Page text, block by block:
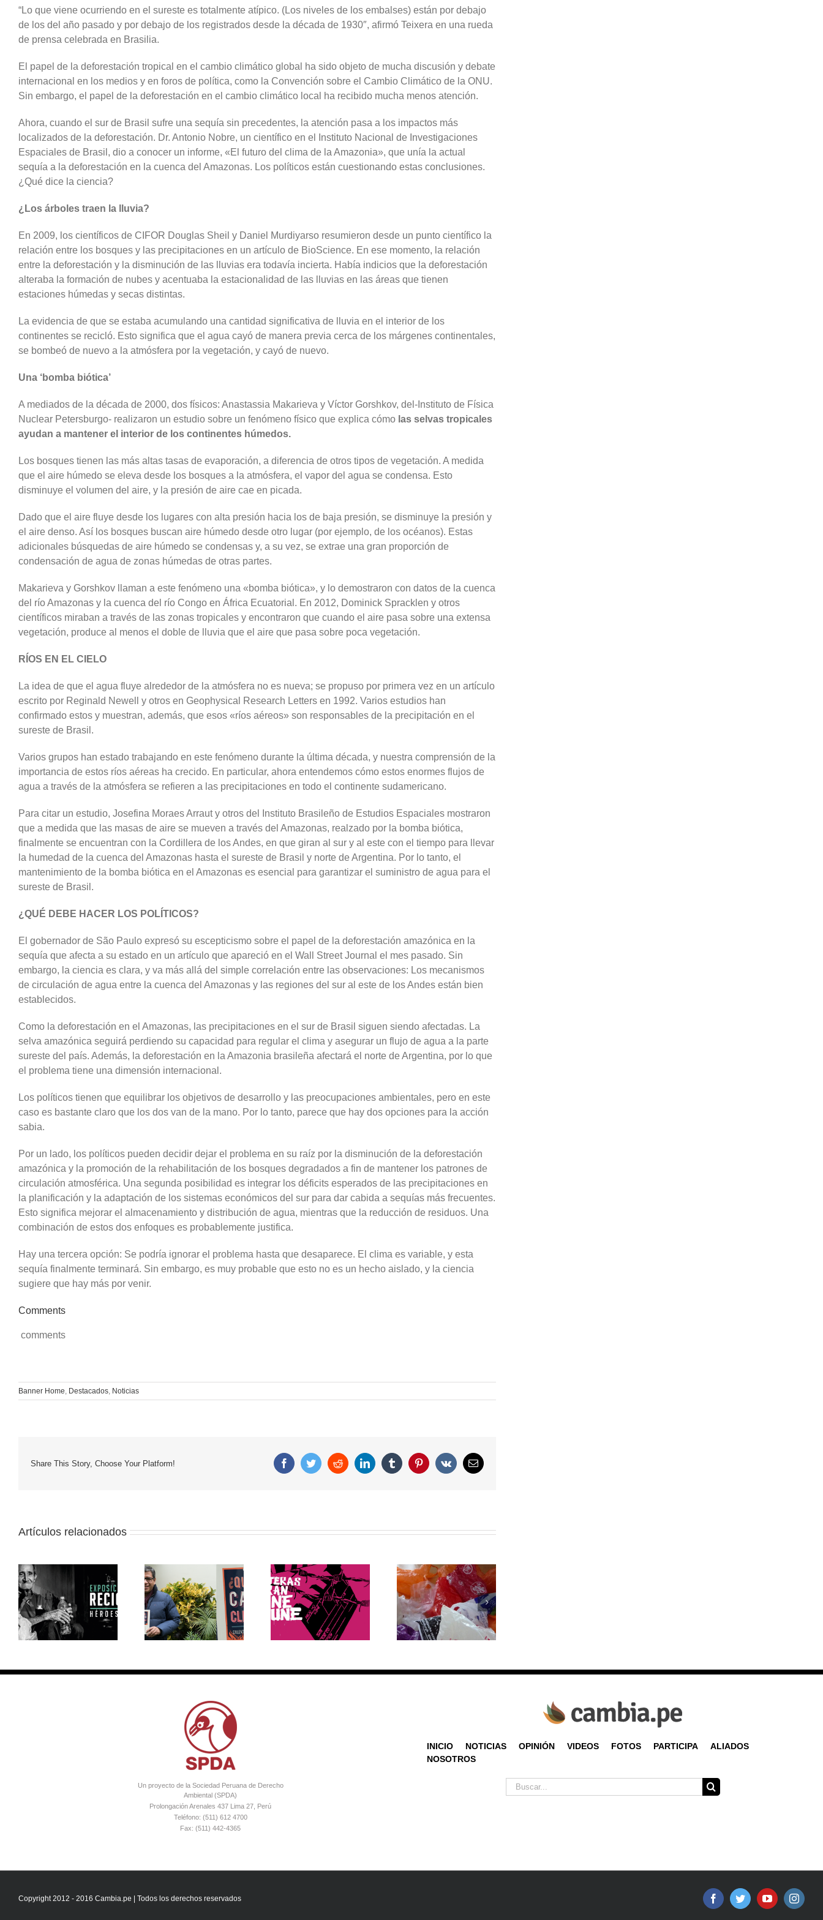
“Lo que viene ocurriendo en el sureste es totalmente atípico. (Los niveles de los embalses) están por debajo
de los del año pasado y por debajo de los registrados desde la década de 1930″, afirmó Teixera en una rueda
de prensa celebrada en Brasilia.
El papel de la deforestación tropical en el cambio climático global ha sido objeto de mucha discusión y debate
internacional en los medios y en foros de política, como la Convención sobre el Cambio Climático de la ONU.
Sin embargo, el papel de la deforestación en el cambio climático local ha recibido mucha menos atención.
Ahora, cuando el sur de Brasil sufre una sequía sin precedentes, la atención pasa a los impactos más
localizados de la deforestación. Dr. Antonio Nobre, un científico en el Instituto Nacional de Investigaciones
Espaciales de Brasil, dio a conocer un informe, «El futuro del clima de la Amazonia», que unía la actual
sequía a la deforestación en la cuenca del Amazonas. Los políticos están cuestionando estas conclusiones.
¿Qué dice la ciencia?
¿Los árboles traen la lluvia?
En 2009, los científicos de CIFOR Douglas Sheil y Daniel Murdiyarso resumieron desde un punto científico la
relación entre los bosques y las precipitaciones en un artículo de BioScience. En ese momento, la relación
entre la deforestación y la disminución de las lluvias era todavía incierta. Había indicios que la deforestación
alteraba la formación de nubes y acentuaba la estacionalidad de las lluvias en las áreas que tienen
estaciones húmedas y secas distintas.
La evidencia de que se estaba acumulando una cantidad significativa de lluvia en el interior de los
continentes se recicló. Esto significa que el agua cayó de manera previa cerca de los márgenes continentales,
se bombeó de nuevo a la atmósfera por la vegetación, y cayó de nuevo.
Una ‘bomba biótica’
A mediados de la década de 2000, dos físicos: Anastassia Makarieva y Víctor Gorshkov, del-Instituto de Física
Nuclear Petersburgo- realizaron un estudio sobre un fenómeno físico que explica cómo las selvas tropicales
ayudan a mantener el interior de los continentes húmedos.
Los bosques tienen las más altas tasas de evaporación, a diferencia de otros tipos de vegetación. A medida
que el aire húmedo se eleva desde los bosques a la atmósfera, el vapor del agua se condensa. Esto
disminuye el volumen del aire, y la presión de aire cae en picada.
Dado que el aire fluye desde los lugares con alta presión hacia los de baja presión, se disminuye la presión y
el aire denso. Así los bosques buscan aire húmedo desde otro lugar (por ejemplo, de los océanos). Estas
adicionales búsquedas de aire húmedo se condensas y, a su vez, se extrae una gran proporción de
condensación de agua de zonas húmedas de otras partes.
Makarieva y Gorshkov llaman a este fenómeno una «bomba biótica», y lo demostraron con datos de la cuenca
del río Amazonas y la cuenca del río Congo en África Ecuatorial. En 2012, Dominick Spracklen y otros
científicos miraban a través de las zonas tropicales y encontraron que cuando el aire pasa sobre una extensa
vegetación, produce al menos el doble de lluvia que el aire que pasa sobre poca vegetación.
RÍOS EN EL CIELO
La idea de que el agua fluye alrededor de la atmósfera no es nueva; se propuso por primera vez en un artículo
escrito por Reginald Newell y otros en Geophysical Research Letters en 1992. Varios estudios han
confirmado estos y muestran, además, que esos «ríos aéreos» son responsables de la precipitación en el
sureste de Brasil.
Varios grupos han estado trabajando en este fenómeno durante la última década, y nuestra comprensión de la
importancia de estos ríos aéreas ha crecido. En particular, ahora entendemos cómo estos enormes flujos de
agua a través de la atmósfera se refieren a las precipitaciones en todo el continente sudamericano.
Para citar un estudio, Josefina Moraes Arraut y otros del Instituto Brasileño de Estudios Espaciales mostraron
que a medida que las masas de aire se mueven a través del Amazonas, realzado por la bomba biótica,
finalmente se encuentran con la Cordillera de los Andes, en que giran al sur y al este con el tiempo para llevar
la humedad de la cuenca del Amazonas hasta el sureste de Brasil y norte de Argentina. Por lo tanto, el
mantenimiento de la bomba biótica en el Amazonas es esencial para garantizar el suministro de agua para el
sureste de Brasil.
¿QUÉ DEBE HACER LOS POLÍTICOS?
El gobernador de São Paulo expresó su escepticismo sobre el papel de la deforestación amazónica en la
sequía que afecta a su estado en un artículo que apareció en el Wall Street Journal el mes pasado. Sin
embargo, la ciencia es clara, y va más allá del simple correlación entre las observaciones: Los mecanismos
de circulación de agua entre la cuenca del Amazonas y las regiones del sur al este de los Andes están bien
establecidos.
Como la deforestación en el Amazonas, las precipitaciones en el sur de Brasil siguen siendo afectadas. La
selva amazónica seguirá perdiendo su capacidad para regular el clima y asegurar un flujo de agua a la parte
sureste del país. Además, la deforestación en la Amazonia brasileña afectará el norte de Argentina, por lo que
el problema tiene una dimensión internacional.
Los políticos tienen que equilibrar los objetivos de desarrollo y las preocupaciones ambientales, pero en este
caso es bastante claro que los dos van de la mano. Por lo tanto, parece que hay dos opciones para la acción
sabia.
Por un lado, los políticos pueden decidir dejar el problema en su raíz por la disminución de la deforestación
amazónica y la promoción de la rehabilitación de los bosques degradados a fin de mantener los patrones de
circulación atmosférica. Una segunda posibilidad es integrar los déficits esperados de las precipitaciones en
la planificación y la adaptación de los sistemas económicos del sur para dar cabida a sequías más frecuentes.
Esto significa mejorar el almacenamiento y distribución de agua, mientras que la reducción de residuos. Una
combinación de estos dos enfoques es probablemente justifica.
Hay una tercera opción: Se podría ignorar el problema hasta que desaparece. El clima es variable, y esta
sequía finalmente terminará. Sin embargo, es muy probable que esto no es un hecho aislado, y la ciencia
sugiere que hay más por venir.
Comments
comments
Banner Home, Destacados, Noticias
Share This Story, Choose Your Platform! FacebookTwitterRedditLinkedInTumblrPinterestVk
Correo
Artículos relacionados
Iván Lanegra:
“Nuestro principal
desafío es mejorar
nuestra capacidad de
resiliencia al cambio
Muestra itinerante:
Cine y medio
ambiente
Bolsas de plástico: 5
datos que debes
saber sobre su
producción y
consumo
La preocupación del
Papa Francisco
sobre el cuidado del
planeta y el cambio
climático
Un proyecto de la Sociedad Peruana de Derecho
Ambiental (SPDA)
Prolongación Arenales 437 Lima 27, Perú
Teléfono: (511) 612 4700
Fax: (511) 442-4365
INICIO NOTICIAS OPINIÓN VIDEOS FOTOS PARTICIPA
ALIADOS
NOSOTROS
Buscar:
Copyright 2012 - 2016 Cambia.pe | Todos los derechos reservados FacebookTwitterYouTube